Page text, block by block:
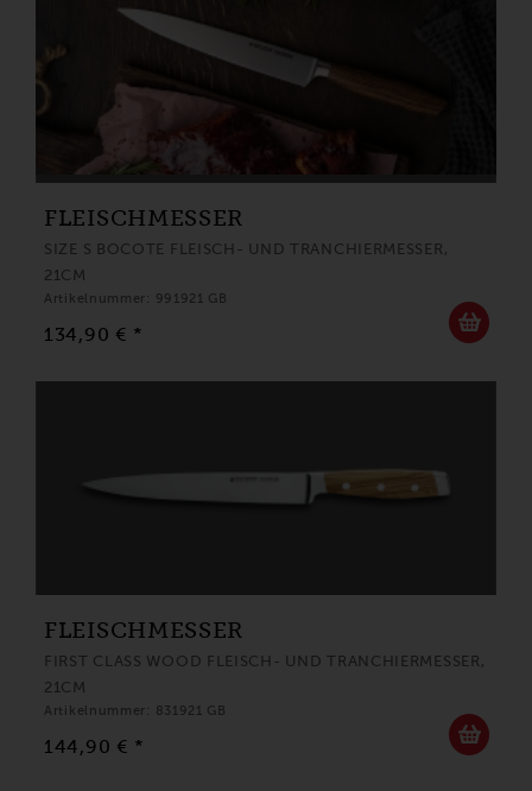
FLEISCHMESSER
SIZE S BOCOTE FLEISCH- UND TRANCHIERMESSER,
21CM
Artikelnummer: 991921 GB
134,90 € *
FLEISCHMESSER
FIRST CLASS WOOD FLEISCH- UND TRANCHIERMESSER,
21CM
Artikelnummer: 831921 GB
144,90 € *